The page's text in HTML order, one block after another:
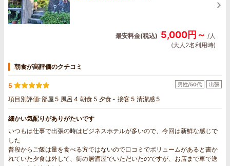
最安料金(税込) 5,000円～ /人
(大人2名利用時)
朝食が高評価のクチコミ
5
項目別評価:部屋 5 風呂 4 朝食 5 夕食- 接客 5 清潔感 5
男性/50代 出張
細かい気配りがありがたいです
いつもは仕事で出張の時はビジネスホテルが多いので、今回は新鮮な感じで
した
普段からご飯は量を食べる方ではないので口コミでボリュームがあると書か
れていた夕食は外して、街の居酒屋でいただいたのですが、お店まで車で送